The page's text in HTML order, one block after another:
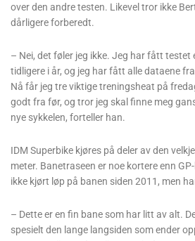
over den andre testen. Likevel tror ikke
dårligere forberedt.
– Nei, det føler jeg ikke. Jeg har fått testet
tidligere i år, og jeg har fått alle dataene
Nå får jeg tre viktige treningsheat på
godt fra før, og tror jeg skal finne meg
nye sykkelen, forteller han.
IDM Superbike kjøres på deler av den
meter. Banetraseen er noe kortere enn
ikke kjørt løp på banen siden 2011, men
– Dette er en fin bane som har litt av alt.
spesielt den lange langsiden som ender